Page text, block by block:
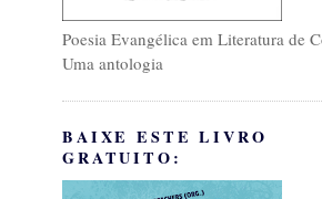
Poesia Evangélica em Literatura de
Uma antologia
BAIXE ESTE LIVRO
GRATUITO: